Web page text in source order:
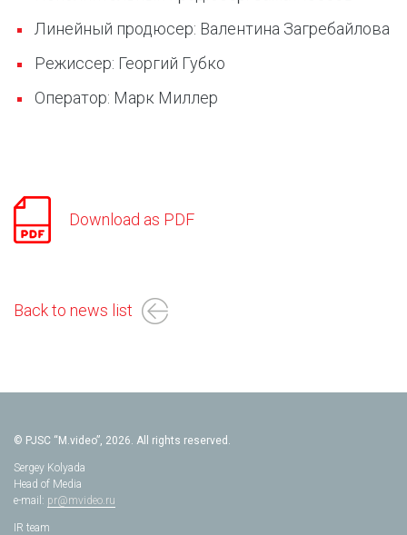
Линейный продюсер: Валентина Загребайлова
Режиссер: Георгий Губко
Оператор: Марк Миллер
Download as PDF
Back to news list
© PJSC “M.video”, 2026. All rights reserved.
Sergey Kolyada
Head of Media
e-mail: pr@mvideo.ru
IR team